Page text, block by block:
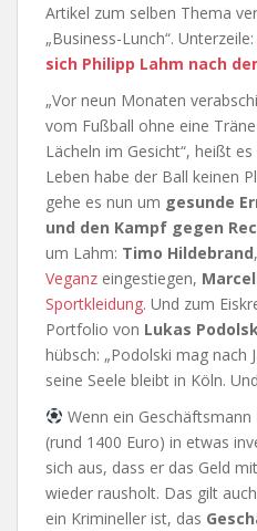
Artikel zum selben Thema
„Business-Lunch“. Unterzeile:
sich Philipp Lahm nach
„Vor neun Monaten
vom Fußball ohne eine
Lächeln im Gesicht“, heißt
Leben habe der Ball keinen
gehe es nun um gesunde
und den Kampf gegen
um Lahm: Timo Hildebrand
Veganz eingestiegen,
Sportkleidung. Und zum
Portfolio von Lukas
hübsch: „Podolski mag nach
seine Seele bleibt in Köln.
Wenn ein Geschäftsmann
(rund 1400 Euro) in etwas
sich aus, dass er das Geld
wieder rausholt. Das gilt
ein Krimineller ist, das